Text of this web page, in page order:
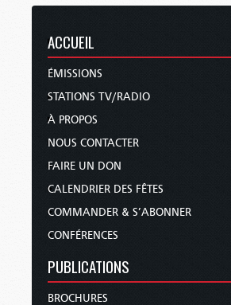
ACCUEIL
ÉMISSIONS
STATIONS TV/RADIO
À PROPOS
NOUS CONTACTER
FAIRE UN DON
CALENDRIER DES FÊTES
COMMANDER & S’ABONNER
CONFÉRENCES
PUBLICATIONS
BROCHURES